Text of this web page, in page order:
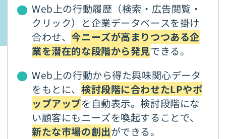
Web上の行動履歴（検索・広告閲覧・
クリック）と企業データベースを掛け
合わせ、今ニーズが高まりつつある企
業を潜在的な段階から発見できる。
Web上の行動から得た興味関心データ
をもとに、 検討段階に合わせたLPやポ
ップアップを自動表示。検討段階にな
い顧客にもニーズを喚起することで、
新たな市場の創出ができる。